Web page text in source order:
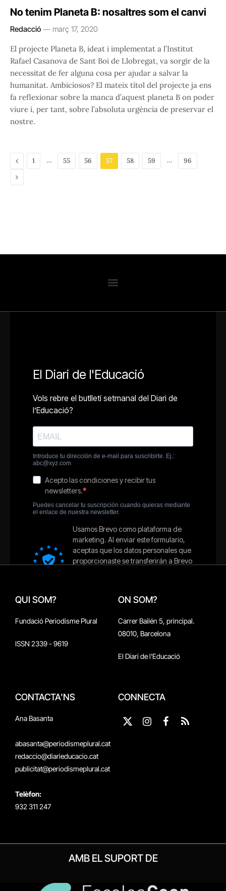
No tenim Planeta B: nosaltres som el canvi
Redacció març 17, 2020
El projecte Planeta B, ideat i implementat a l’Institut
Rafael Casanova de Sant Boi de Llobregat, va sorgir de la
necessitat de fer alguna cosa per ajudar a salvar la
humanitat. Ambiciosos? El mateix títol del projecte ja ens
fa reflexionar sobre la manca d’aquest planeta B on poder
viure i, per tant, sobre l’absoluta urgència de preservar el
nostre.
Previous
1 … 55 56 57 58 59 … 96
Next
QUI SOM?
Fundació Periodisme Plural
ISSN 2339 - 9619
ON SOM?
Carrer Bailén 5, principal.
08010, Barcelona
El Diari de l'Educació
CONTACTA'NS
Ana Basanta
abasanta@periodismeplural.cat
redaccio@diarieducacio.cat
publicitat@periodismeplural.cat
Telèfon:
932 311 247
CONNECTA
X
Instagram
Facebook
RSS
AMB EL SUPORT DE